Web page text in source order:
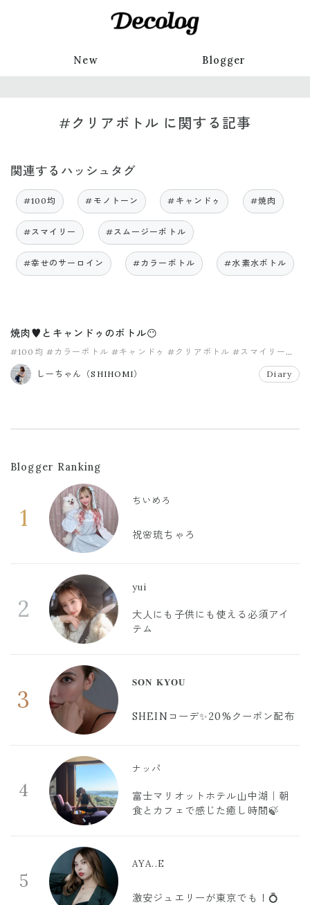
New Blogger
#クリアボトル に関する記事
関連するハッシュタグ
#100均 #モノトーン #キャンドゥ #焼肉
#スマイリー #スムージーボトル
#幸せのサーロイン #カラーボトル #水素水ボトル
焼肉♥️とキャンドゥのボトル😶
#100均 #カラーボトル #キャンドゥ #クリアボトル #スマイリー
#スムージーボトル
しーちゃん（SHIHOMI）
Diary
Blogger Ranking
1
ちいめろ
祝🌸琉ちゃろ
2
yui
大人にも子供にも使える必須アイ
テム
3
𝐒𝐎𝐍 𝐊𝐘𝐎𝐔
SHEINコーデ✨20%クーポン配布
4
ナッパ
富士マリオットホテル山中湖｜朝
食とカフェで感じた癒し時間🍃
5
AYA..E
激安ジュエリーが東京でも！💍